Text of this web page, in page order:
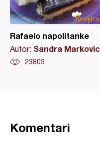
Rafaelo napolitanke
Autor: Sandra Markovic
23803
Komentari